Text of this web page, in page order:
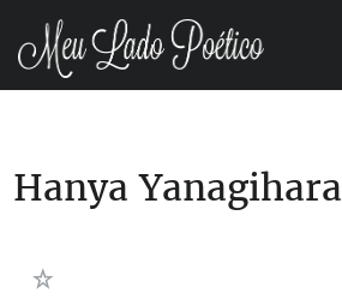
REGISTRO
Hanya Yanagihara